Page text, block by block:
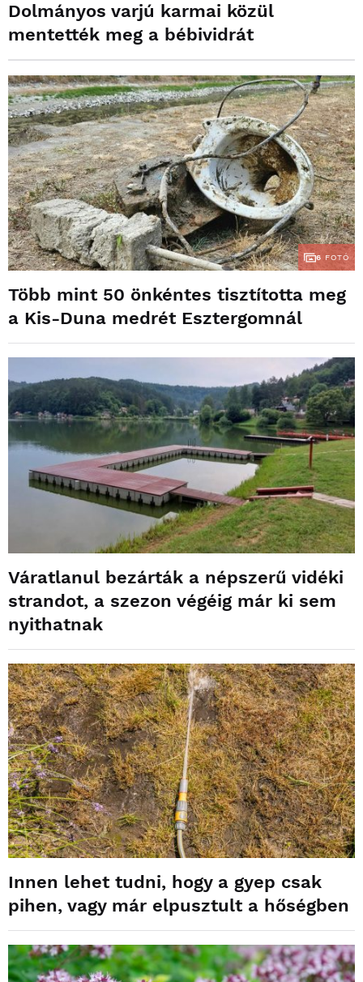
Dolmányos varjú karmai közül
mentették meg a bébividrát
6 FOTÓ
Több mint 50 önkéntes tisztította meg
a Kis-Duna medrét Esztergomnál
Váratlanul bezárták a népszerű vidéki
strandot, a szezon végéig már ki sem
nyithatnak
Innen lehet tudni, hogy a gyep csak
pihen, vagy már elpusztult a hőségben